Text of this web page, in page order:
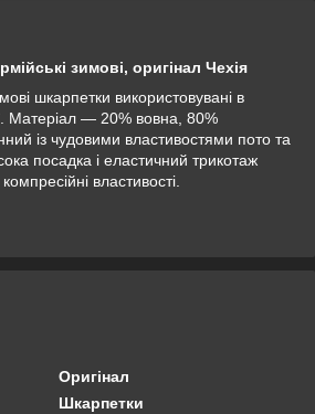
зимові, оригінал Чехія
шкарпетки використовувані в
Матеріал — 20% вовна, 80%
із чудовими властивостями пото та
посадка і еластичний трикотаж
властивості.
Оригінал
Шкарпетки